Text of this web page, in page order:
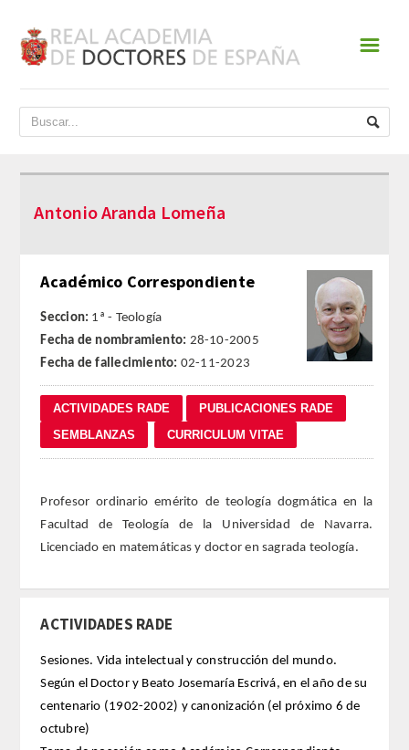
ACADEMIA
DATOS HISTÓRICOS
HISTORIA
JUNTA DE GOBIERNO
NORMATIVA
ESTATUTOS
REGLAMENTO
FUNDACIÓN LIBERADE
ACADÉMICOS
SECCIONES
TEOLOGÍA
HUMANIDADES
DERECHO
☰
Antonio Aranda Lomeña
Académico Correspondiente
Seccion: 1ª - Teología
Fecha de nombramiento: 28-10-2005
Fecha de fallecimiento: 02-11-2023
Profesor ordinario emérito de teología dogmática en la
Facultad de Teología de la Universidad de Navarra.
Licenciado en matemáticas y doctor en sagrada teología.
ACTIVIDADES RADE
Sesiones. Vida intelectual y construcción del mundo.
Según el Doctor y Beato Josemaría Escrivá, en el año de su
centenario (1902-2002) y canonización (el próximo 6 de
octubre)